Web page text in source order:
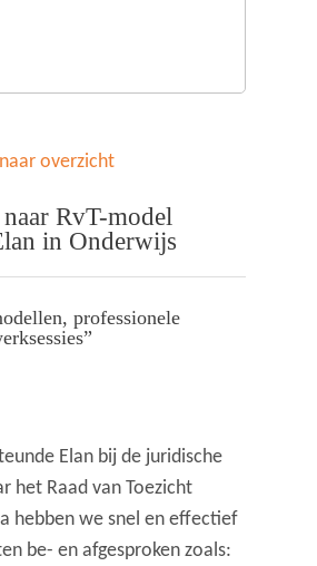
overzicht
RvT-model
in Onderwijs
professionele
Elan bij de juridische
het Raad van Toezicht
hebben we snel en effectief
be- en afgesproken zoals: